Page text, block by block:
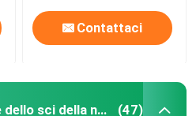
Contattaci
occhiali di protezione dello sci della neve (47)